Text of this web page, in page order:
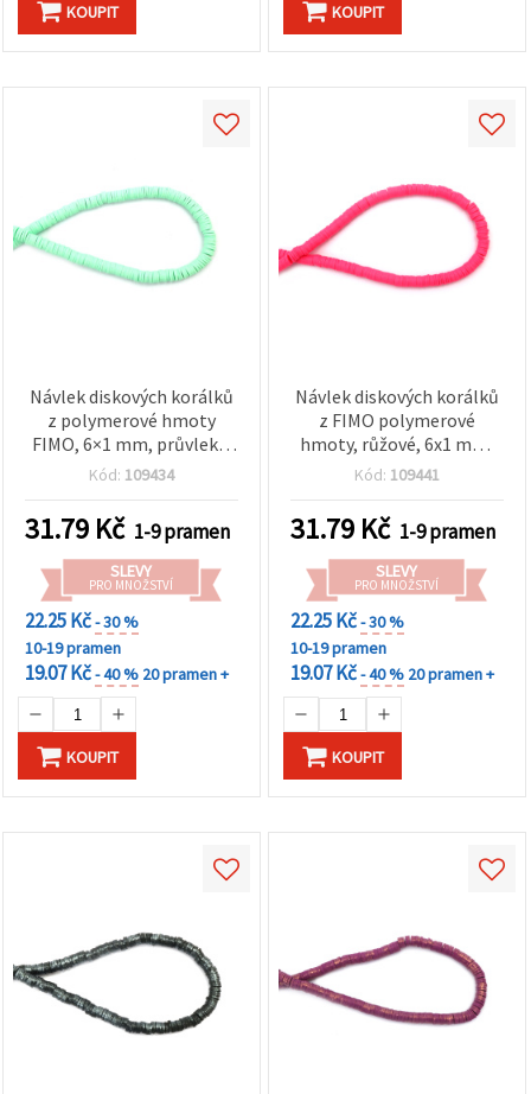
KOUPIT KOUPIT
Návlek diskových korálků
z polymerové hmoty
FIMO, 6×1 mm, průvlek 2
mm, mátová, ~320 ks
Kód: 109434
31.79 Kč 1-9 pramen
SLEVY
PRO MNOŽSTVÍ
22.25 Kč- 30 %
10-19 pramen
19.07 Kč- 40 % 20 pramen +
KOUPIT
Návlek diskových korálků
z FIMO polymerové
hmoty, růžové, 6x1 mm,
průvlek: 2 mm (cca 320 ks)
Kód: 109441
31.79 Kč 1-9 pramen
SLEVY
PRO MNOŽSTVÍ
22.25 Kč- 30 %
10-19 pramen
19.07 Kč- 40 % 20 pramen +
KOUPIT